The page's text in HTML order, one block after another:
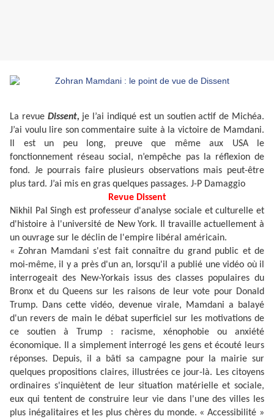
La revueDissent, je l’ai indiqué est un soutien actif de Michéa.
J’ai voulu lire son commentaire suite à la victoire de Mamdani.
Il est un peu long, preuve que même aux USA le
fonctionnement réseau social, n’empêche pas la réflexion de
fond. Je pourrais faire plusieurs observations mais peut-être
plus tard. J’ai mis en gras quelques passages. J-P Damaggio
Revue Dissent
Nikhil Pal Singh est professeur d'analyse sociale et culturelle et
d'histoire à l'université de New York. Il travaille actuellement à
un ouvrage sur le déclin de l'empire libéral américain.
« Zohran Mamdani s'est fait connaître du grand public et de
moi-même, il y a près d'un an, lorsqu'il a publié une vidéo où il
interrogeait des New-Yorkais issus des classes populaires du
Bronx et du Queens sur les raisons de leur vote pour Donald
Trump. Dans cette vidéo, devenue virale, Mamdani a balayé
d'un revers de main le débat superficiel sur les motivations de
ce soutien à Trump : racisme, xénophobie ou anxiété
économique. Il a simplement interrogé les gens et écouté leurs
réponses. Depuis, il a bâti sa campagne pour la mairie sur
quelques propositions claires, illustrées ce jour-là. Les citoyens
ordinaires s'inquiètent de leur situation matérielle et sociale,
eux qui tentent de construire leur vie dans l'une des villes les
plus inégalitaires et les plus chères du monde. « Accessibilité »